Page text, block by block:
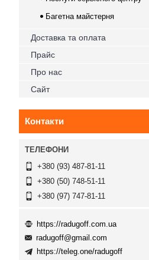
Багетна майстерня
Доставка та оплата
Прайс
Про нас
Сайт
Контакти
+380 (93) 487-81-11
+380 (50) 748-51-11
+380 (97) 747-81-11
https://radugoff.com.ua
radugoff@gmail.com
https://teleg.one/radugoff